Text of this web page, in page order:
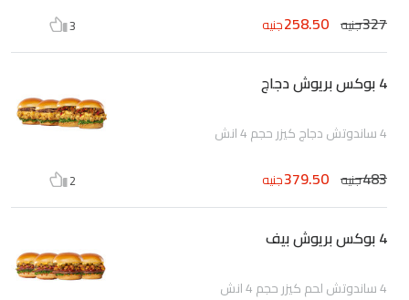
327جنيه 258.50جنيه 3
4 بوكس بريوش دجاج
4 ساندوتش دجاج كيزر حجم 4 انش
483جنيه 379.50جنيه 2
4 بوكس بريوش بيف
4 ساندوتش لحم كيزر حجم 4 انش